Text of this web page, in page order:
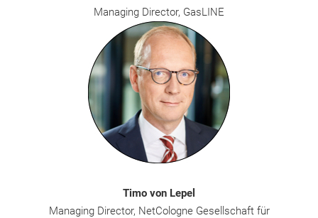
Managing Director, GasLINE
Timo von Lepel
Managing Director, NetCologne Gesellschaft für